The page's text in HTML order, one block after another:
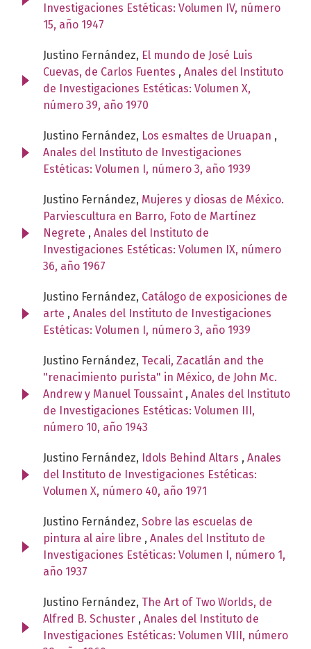
Investigaciones Estéticas: Volumen IV, número
15, año 1947
Justino Fernández, El mundo de José Luis
Cuevas, de Carlos Fuentes , Anales del Instituto
de Investigaciones Estéticas: Volumen X,
número 39, año 1970
Justino Fernández, Los esmaltes de Uruapan ,
Anales del Instituto de Investigaciones
Estéticas: Volumen I, número 3, año 1939
Justino Fernández, Mujeres y diosas de México.
Parviescultura en Barro, Foto de Martínez
Negrete , Anales del Instituto de
Investigaciones Estéticas: Volumen IX, número
36, año 1967
Justino Fernández, Catálogo de exposiciones de
arte , Anales del Instituto de Investigaciones
Estéticas: Volumen I, número 3, año 1939
Justino Fernández, Tecali, Zacatlán and the
"renacimiento purista" in México, de John Mc.
Andrew y Manuel Toussaint , Anales del Instituto
de Investigaciones Estéticas: Volumen III,
número 10, año 1943
Justino Fernández, Idols Behind Altars , Anales
del Instituto de Investigaciones Estéticas:
Volumen X, número 40, año 1971
Justino Fernández, Sobre las escuelas de
pintura al aire libre , Anales del Instituto de
Investigaciones Estéticas: Volumen I, número 1,
año 1937
Justino Fernández, The Art of Two Worlds, de
Alfred B. Schuster , Anales del Instituto de
Investigaciones Estéticas: Volumen VIII, número